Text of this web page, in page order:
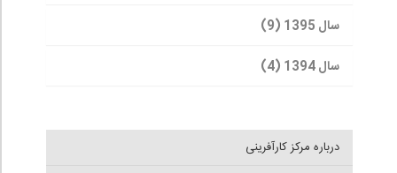
سال 1395 (9)
سال 1394 (4)
درباره مرکز کارآفرینی